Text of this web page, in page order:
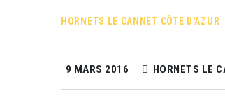
HORNETS LE CANNET CÔTE D'AZUR
9 MARS 2016 HORNETS LE